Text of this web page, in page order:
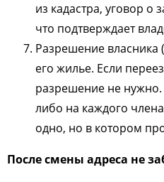
из кадастра, уговор о
что подтверждает
Разрешение власника
его жилье. Если
разрешение не
либо на каждого
одно, но в котором
После смены адреса не